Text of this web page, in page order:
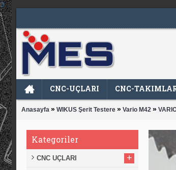
CNC-UÇLARI CNC-
Anasayfa » WIKUS Şerit Testere » Vario M42 »
Kategoriler
CNC UÇLARI +